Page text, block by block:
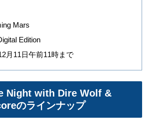
Mars
Edition
月11日午前11時まで
Night with Dire Wolf &
のラインナップ